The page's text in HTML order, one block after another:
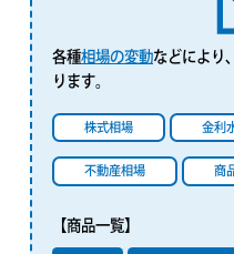
各種相場の変動などにより
ります。
株式相場 金利
不動産相場 商
【商品一覧】